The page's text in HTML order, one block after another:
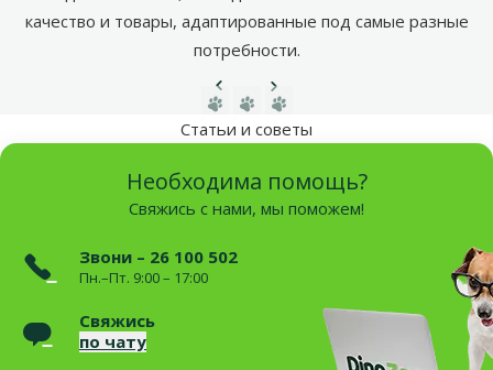
качество и товары, адаптированные под самые разные
потребности.
Предыдущая страница
Следующая страница
Статьи и советы
Необходима помощь?
Свяжись с нами, мы поможем!
Звони – 26 100 502
Пн.–Пт. 9:00 – 17:00
Свяжись
по чату